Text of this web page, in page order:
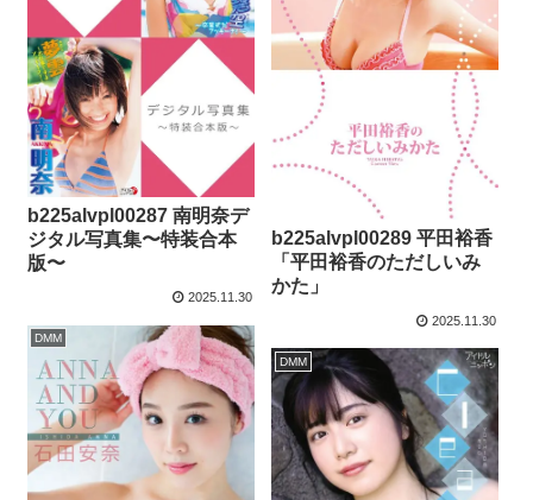
b225alvpl00287 南明奈デ
ジタル写真集〜特装合本
版〜
2025.11.30
b225alvpl00289 平田裕香
「平田裕香のただしいみ
かた」
2025.11.30
DMM
DMM